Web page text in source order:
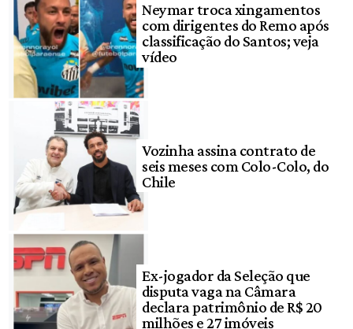
Neymar troca xingamentos
com dirigentes do Remo após
classificação do Santos; veja
vídeo
Vozinha assina contrato de
seis meses com Colo-Colo, do
Chile
Ex-jogador da Seleção que
disputa vaga na Câmara
declara patrimônio de R$ 20
milhões e 27 imóveis